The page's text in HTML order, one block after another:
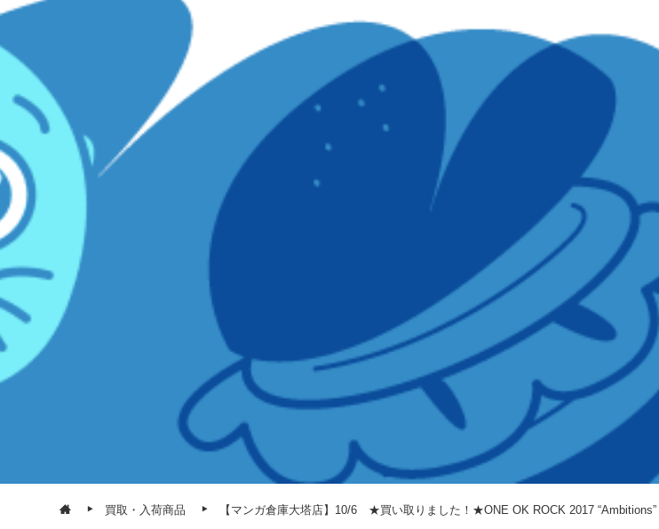
買取・入荷商品 【マンガ倉庫大塔店】10/6 ★買い取りました！★ONE OK ROCK 2017